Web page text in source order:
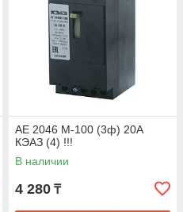
АЕ 2046 М-100 (3ф) 20А
КЭАЗ (4) !!!
В наличии
4 280 ₸